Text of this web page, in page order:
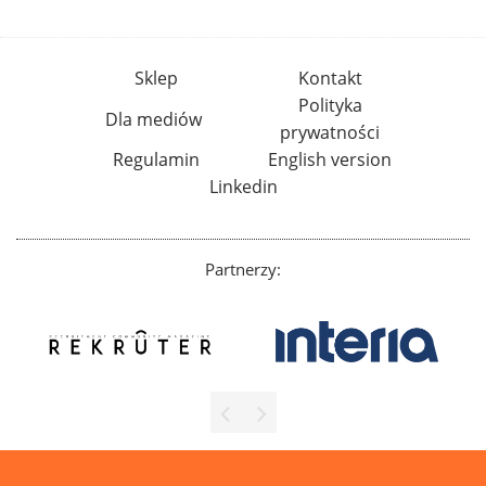
Sklep
Kontakt
Dla mediów
Polityka
prywatności
Regulamin
English version
Linkedin
Partnerzy: